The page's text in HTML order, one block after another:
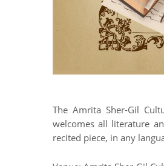
The Amrita Sher-Gil
welcomes all literature
recited piece, in any